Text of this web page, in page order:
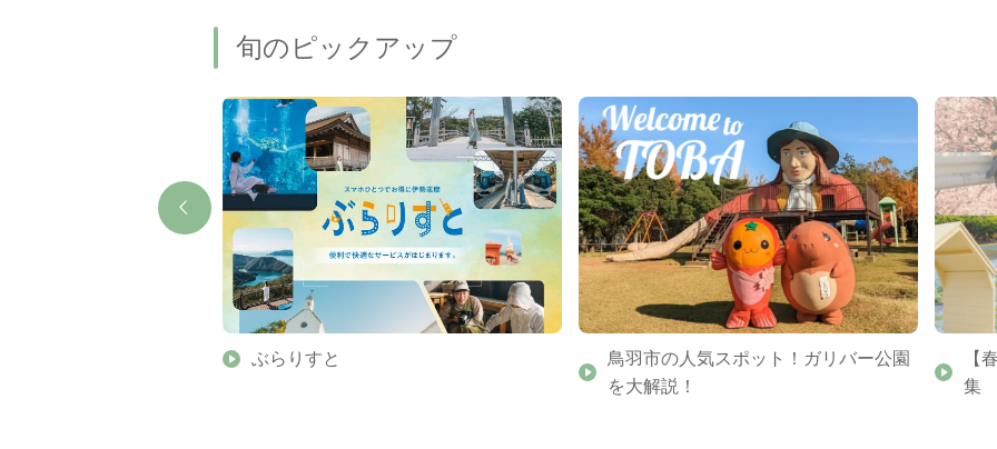
旬のピックアップ
ぶらりすと
鳥羽市の人気スポット！ガリバー公園
を大解説！
【
集